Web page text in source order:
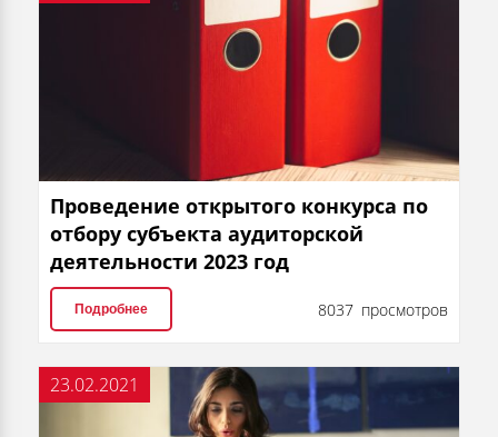
Проведение открытого конкурса по
отбору субъекта аудиторской
деятельности 2023 год
Подробнее 8037 просмотров
23.02.2021